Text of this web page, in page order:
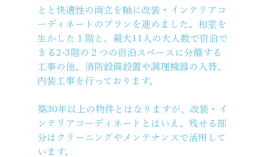
とと快適性の両立を軸に改装・インテリアコ
ーディネートのプランを進めました。和室を
生かした１階と、最大11人の大人数で宿泊で
きる2-3階の２つの宿泊スペースに分離する
工事の他、消防設備設置や調理機器の入替、
内装工事を行っております。
築30年以上の物件とはなりますが、改装・イ
ンテリアコーディネートとはいえ、残せる部
分はクリーニングやメンテナンスで活用して
います。